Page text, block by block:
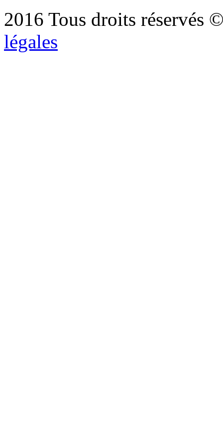
2016 Tous droits réservés
légales